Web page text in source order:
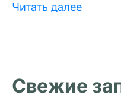
Читать далее
Свежие